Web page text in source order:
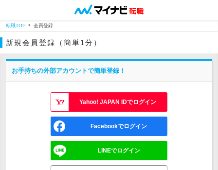
転職TOP 会員登録
新規会員登録（簡単1分）
お手持ちの外部アカウントで簡単登録！
Yahoo! JAPAN IDでログイン
Facebookでログイン
LINEでログイン